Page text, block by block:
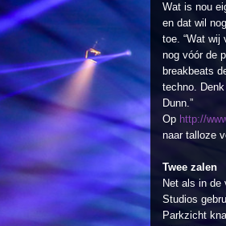
Wat is nou
en dat wil
toe. “Wat wij
nog vóór de
breakbeats
techno. Denk
Dunn.”
Op http://
naar talloze
Twee zalen
Net als in de
Studios
Parkzicht